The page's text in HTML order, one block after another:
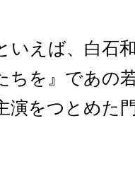
いえば、白石
ちを』であの
演をつとめた